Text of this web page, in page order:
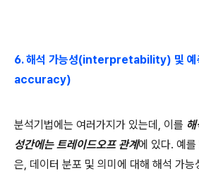
6.해석 가능성(interpretability) 및
accuracy)
분석기법에는 여러가지가 있는데 , 이를
성간에는 트레이드오프 관계에 있다. 예를
은, 데이터 분포 및 의미에 대해 해석 가능